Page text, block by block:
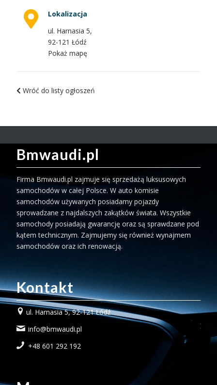
Lokalizacja
ul. Harnasia 5,
92-121 Łódź
Pokaż mapę
Wróć do listy ogłoszeń
Bmwaudi.pl
Firma Bmwaudi.pl zajmuje się sprzedażą luksusowych
samochodów w całej Polsce. W auto komisie
samochodów używanych posiadamy pojazdy
sprowadzane z najdalszych zakątków świata. Wszystkie
samochody posiadają gwarancję oraz są sprawdzane pod
kątem technicznym. Zajmujemy się również wynajmem
samochodów oraz ich renowacją.
Kontakt
ul. Harnasia 5, 92-121 Łódź
info@bmwaudi.pl
+48 601 292 192